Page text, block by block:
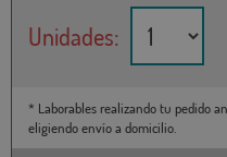
Unidades:
* Laborables realizando tu pedido
eligiendo envío a domicilio.